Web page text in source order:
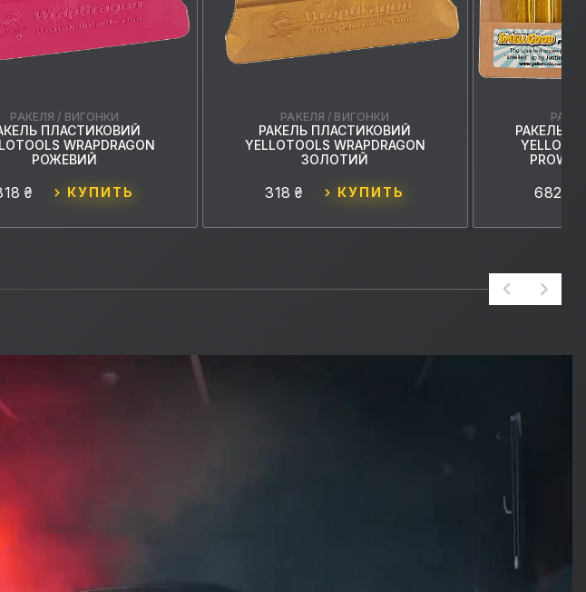
РАКЕЛЯ / ВИГОНКИ
ПЛАСТИКОВИЙ
WRAPDRAGON
РОЖЕВИЙ
₴ КУПИТЬ
РАКЕЛЯ / ВИГОНКИ
РАКЕЛЬ ПЛАСТИКОВИЙ
YELLOTOOLS WRAPDRAGON
ЗОЛОТИЙ
318 ₴ КУПИТЬ
РАКЕЛЬ
682 ₴